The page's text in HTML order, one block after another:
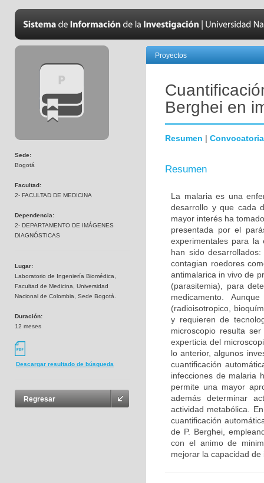
Sede:
Bogotá
Facultad:
2- FACULTAD DE MEDICINA
Dependencia:
2- DEPARTAMENTO DE IMÁGENES
DIAGNÓSTICAS
Lugar:
Laboratorio de Ingeniería Biomédica,
Facultad de Medicina, Universidad
Nacional de Colombia, Sede Bogotá.
Duración:
12 meses
Descargar resultado de búsqueda
Regresar
Proyectos
Berghei en
Resumen | Convocatoria
Resumen
La malaria es una
desarrollo y que cada
mayor interés ha
presentada por el
experimentales para la
han sido
contagian roedores
antimalarica in vivo de
(parasitemia), para
medicamento.
(radioisotropico,
y requieren de
microscopio resulta
experticia del
lo anterior, algunos
cuantificación
infecciones de malaria
permite una mayor
además determinar
actividad metabólica.
cuantificación
de P. Berghei,
con el animo de
mejorar la capacidad